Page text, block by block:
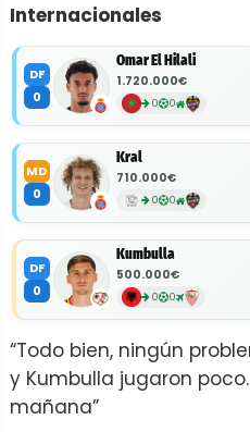
Internacionales
DF
0
Omar El Hilali
1.720.000€
0 0
MD
0
Kral
710.000€
0 0
DF
0
Kumbulla
500.000€
0 0
“Todo bien, ningún
y Kumbulla jugaron
mañana”